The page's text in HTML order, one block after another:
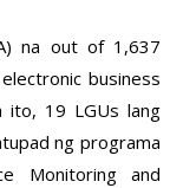
na out of 1,637
business
ito, 19 LGUs lang
ng programa
Monitoring and